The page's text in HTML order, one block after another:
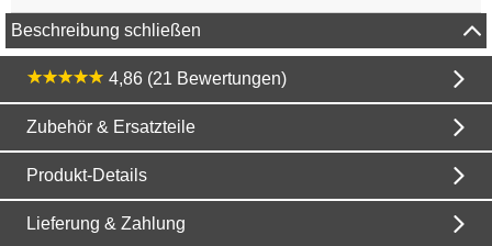
Beschreibung schließen
4,86 (21 Bewertungen)
Zubehör & Ersatzteile
Produkt-Details
Lieferung & Zahlung